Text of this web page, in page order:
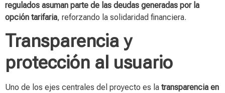
regulados asuman parte de las deudas generadas por la
opción tarifaria, reforzando la solidaridad financiera.
Transparencia y
protección al usuario
Uno de los ejes centrales del proyecto es la transparencia en